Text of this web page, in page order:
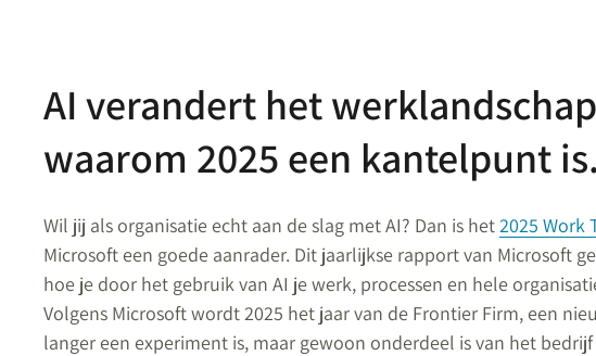
AI verandert het
waarom 2025 een kantelpunt is.
Wil jij als organisatie echt aan de slag met AI? Dan is het2025 Work
Microsoft een goede aanrader. Dit jaarlijkse rapport van Microsoft
hoe je door het gebruik van AI je werk, processen en hele
Volgens Microsoft wordt 2025 het jaar van de Frontier Firm, een
langer een experiment is, maar gewoon onderdeel is van het